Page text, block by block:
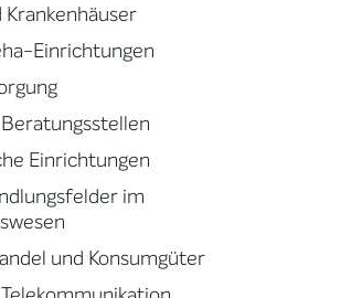
Krankenhäuser
Einrichtungen
Einrichtungen
im
und Konsumgüter